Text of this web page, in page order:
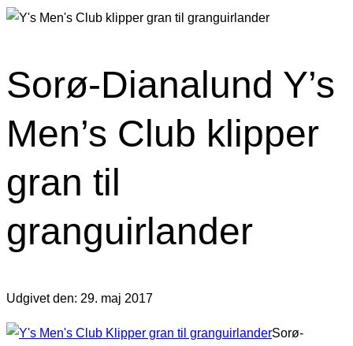
Sorø-Dianalund Y’s
Men’s Club klipper
gran til
granguirlander
Udgivet den: 29. maj 2017
Sorø-